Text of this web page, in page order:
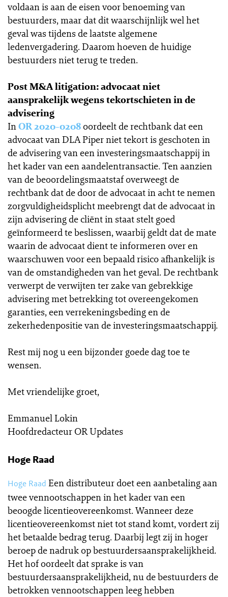
voldaan is aan de eisen voor benoeming van
bestuurders, maar dat dit waarschijnlijk wel het
geval was tijdens de laatste algemene
ledenvergadering. Daarom hoeven de huidige
bestuurders niet terug te treden.
Post M&A litigation: advocaat niet
aansprakelijk wegens tekortschieten in de
advisering
InOR 2020-0208oordeelt de rechtbank dat een
advocaat van DLA Piper niet tekort is geschoten in
de advisering van een investeringsmaatschappij in
het kader van een aandelentransactie. Ten aanzien
van de beoordelingsmaatstaf overweegt de
rechtbank dat de door de advocaat in acht te nemen
zorgvuldigheidsplicht meebrengt dat de advocaat in
zijn advisering de cliënt in staat stelt goed
geïnformeerd te beslissen, waarbij geldt dat de mate
waarin de advocaat dient te informeren over en
waarschuwen voor een bepaald risico afhankelijk is
van de omstandigheden van het geval. De rechtbank
verwerpt de verwijten ter zake van gebrekkige
advisering met betrekking tot overeengekomen
garanties, een verrekeningsbeding en de
zekerhedenpositie van de investeringsmaatschappij.
Rest mij nog u een bijzonder goede dag toe te
wensen.
Met vriendelijke groet,
Emmanuel Lokin
Hoofdredacteur OR Updates
Hoge Raad
Hoge Raad Een distributeur doet een aanbetaling aan
twee vennootschappen in het kader van een
beoogde licentieovereenkomst. Wanneer deze
licentieovereenkomst niet tot stand komt, vordert zij
het betaalde bedrag terug. Daarbij legt zij in hoger
beroep de nadruk op bestuurdersaansprakelijkheid.
Het hof oordeelt dat sprake is van
bestuurdersaansprakelijkheid, nu de bestuurders de
betrokken vennootschappen leeg hebben